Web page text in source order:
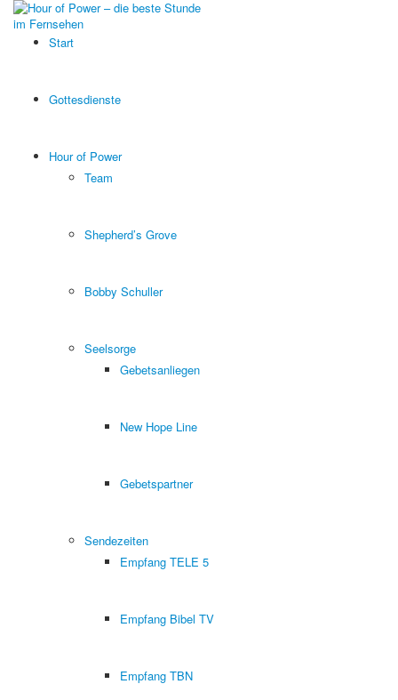
Start
Gottesdienste
Hour of Power
Team
Shepherd’s Grove
Bobby Schuller
Seelsorge
Gebetsanliegen
New Hope Line
Gebetspartner
Sendezeiten
Empfang TELE 5
Empfang Bibel TV
Empfang TBN